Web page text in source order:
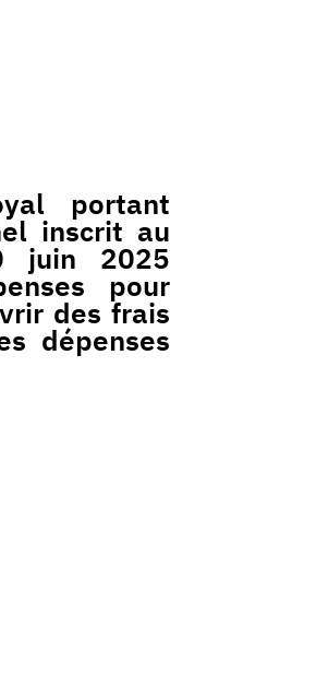
portant
inscrit au
juin 2025
pour
des frais
dépenses